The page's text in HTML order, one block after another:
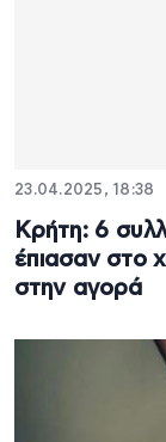
23.04.2025, 18:38
Κρήτη: 6
έπιασαν στο
στην αγορά